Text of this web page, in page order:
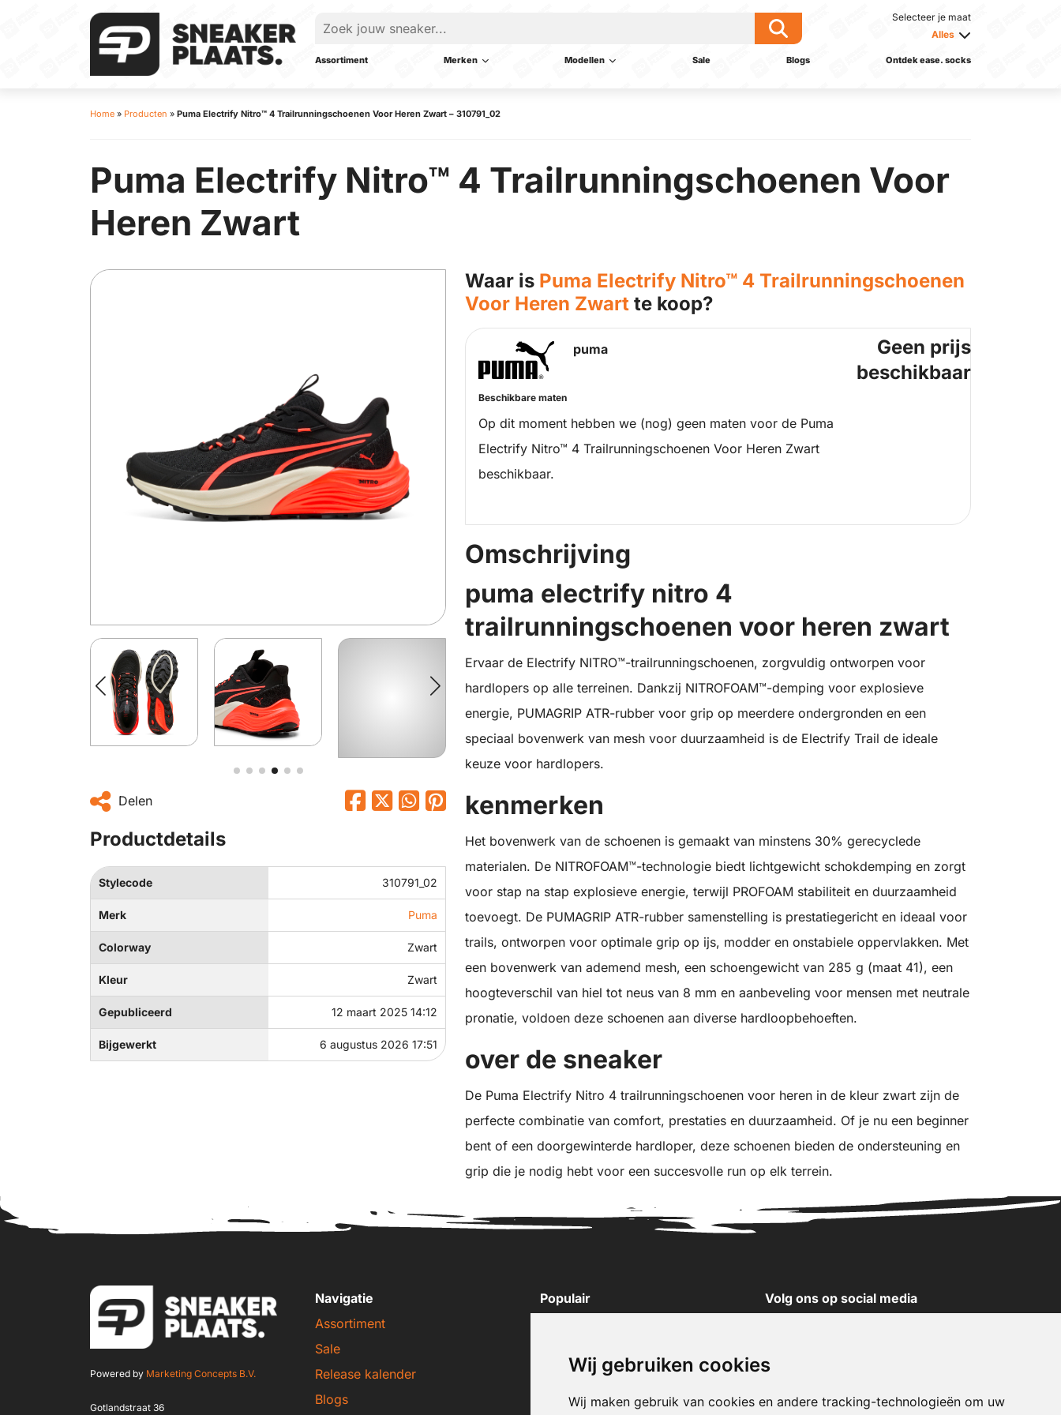
Wij gebruiken cookies
Wij maken gebruik van cookies en andere tracking-technologieën om uw
Selecteer je maat
Alles
Assortiment Merken Modellen Sale Blogs Ontdek ease. socks
Home » Producten » Puma Electrify Nitro™ 4 Trailrunningschoenen Voor Heren Zwart – 310791_02
Puma Electrify Nitro™ 4 Trailrunningschoenen Voor
Heren Zwart
Delen
Productdetails
Stylecode 310791_02
Merk Puma
Colorway Zwart
Kleur Zwart
Gepubliceerd 12 maart 2025 14:12
Bijgewerkt 6 augustus 2026 17:51
Waar is Puma Electrify Nitro™ 4 Trailrunningschoenen
Voor Heren Zwart te koop?
puma
Beschikbare maten
Op dit moment hebben we (nog) geen maten voor de Puma
Electrify Nitro™ 4 Trailrunningschoenen Voor Heren Zwart
beschikbaar.
Geen prijs
beschikbaar
Omschrijving
puma electrify nitro 4
trailrunningschoenen voor heren zwart
Ervaar de Electrify NITRO™-trailrunningschoenen, zorgvuldig ontworpen voor
hardlopers op alle terreinen. Dankzij NITROFOAM™-demping voor explosieve
energie, PUMAGRIP ATR-rubber voor grip op meerdere ondergronden en een
speciaal bovenwerk van mesh voor duurzaamheid is de Electrify Trail de ideale
keuze voor hardlopers.
kenmerken
Het bovenwerk van de schoenen is gemaakt van minstens 30% gerecyclede
materialen. De NITROFOAM™-technologie biedt lichtgewicht schokdemping en zorgt
voor stap na stap explosieve energie, terwijl PROFOAM stabiliteit en duurzaamheid
toevoegt. De PUMAGRIP ATR-rubber samenstelling is prestatiegericht en ideaal voor
trails, ontworpen voor optimale grip op ijs, modder en onstabiele oppervlakken. Met
een bovenwerk van ademend mesh, een schoengewicht van 285 g (maat 41), een
hoogteverschil van hiel tot neus van 8 mm en aanbeveling voor mensen met neutrale
pronatie, voldoen deze schoenen aan diverse hardloopbehoeften.
over de sneaker
De Puma Electrify Nitro 4 trailrunningschoenen voor heren in de kleur zwart zijn de
perfecte combinatie van comfort, prestaties en duurzaamheid. Of je nu een beginner
bent of een doorgewinterde hardloper, deze schoenen bieden de ondersteuning en
grip die je nodig hebt voor een succesvolle run op elk terrein.
Powered by Marketing Concepts B.V.
Gotlandstraat 36
Navigatie
Assortiment
Sale
Release kalender
Blogs
Populair
New Balance sneakers
Puma sneakers
Volg ons op social media
X